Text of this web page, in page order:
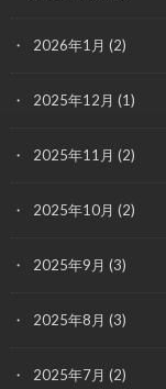
2026年1月 (2)
2025年12月 (1)
2025年11月 (2)
2025年10月 (2)
2025年9月 (3)
2025年8月 (3)
2025年7月 (2)